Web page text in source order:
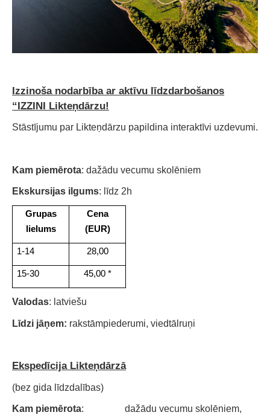
Izzinoša nodarbība ar aktīvu līdzdarbošanos
“IZZINI Likteņdārzu!
Stāstījumu par Likteņdārzu papildina interaktīvi uzdevumi.
Kam piemērota: dažādu vecumu skolēniem
Ekskursijas ilgums: līdz 2h
Grupas
lielums
Cena
(EUR)
1-14 28,00
15-30 45,00 *
Valodas: latviešu
Līdzi jāņem: rakstāmpiederumi, viedtālruņi
Ekspedīcija Likteņdārzā
(bez gida līdzdalības)
Kam piemērota: dažādu vecumu skolēniem,